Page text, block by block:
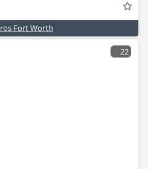
Fort Worth
22